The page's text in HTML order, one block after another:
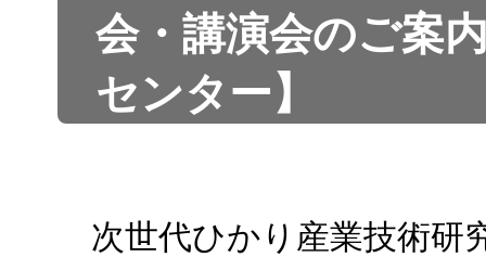
会・講演会のご案
センター】
次世代ひかり産業技術研